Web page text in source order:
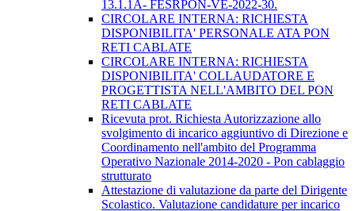
13.1.1A- FESRPON-VE-2022-30.
CIRCOLARE INTERNA: RICHIESTA
DISPONIBILITA' PERSONALE ATA PON
RETI CABLATE
CIRCOLARE INTERNA: RICHIESTA
DISPONIBILITA' COLLAUDATORE E
PROGETTISTA NELL'AMBITO DEL PON
RETI CABLATE
Ricevuta prot. Richiesta Autorizzazione allo
svolgimento di incarico aggiuntivo di Direzione e
Coordinamento nell'ambito del Programma
Operativo Nazionale 2014-2020 - Pon cablaggio
strutturato
Attestazione di valutazione da parte del Dirigente
Scolastico. Valutazione candidature per incarico